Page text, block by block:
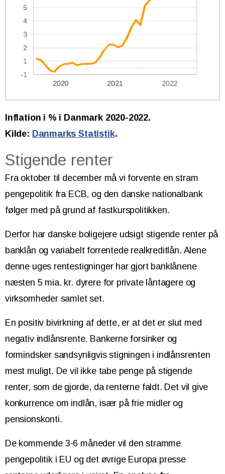
Inflation i % i Danmark 2020-2022.
Kilde: Danmarks Statistik.
Stigende renter
Fra oktober til december må vi forvente en stram
pengepolitik fra ECB, og den danske nationalbank
følger med på grund af fastkurspolitikken.
Derfor har danske boligejere udsigt stigende renter på
banklån og variabelt forrentede realkreditlån. Alene
denne uges rentestigninger har gjort banklånene
næsten 5 mia. kr. dyrere for private låntagere og
virksomheder samlet set.
En positiv bivirkning af dette, er at det er slut med
negativ indlånsrente. Bankerne forsinker og
formindsker sandsynligvis stigningen i indlånsrenten
mest muligt. De vil ikke tabe penge på stigende
renter, som de gjorde, da renterne faldt. Det vil give
konkurrence om indlån, især på frie midler og
pensionskonti.
De kommende 3-6 måneder vil den stramme
pengepolitik i EU og det øvrige Europa presse